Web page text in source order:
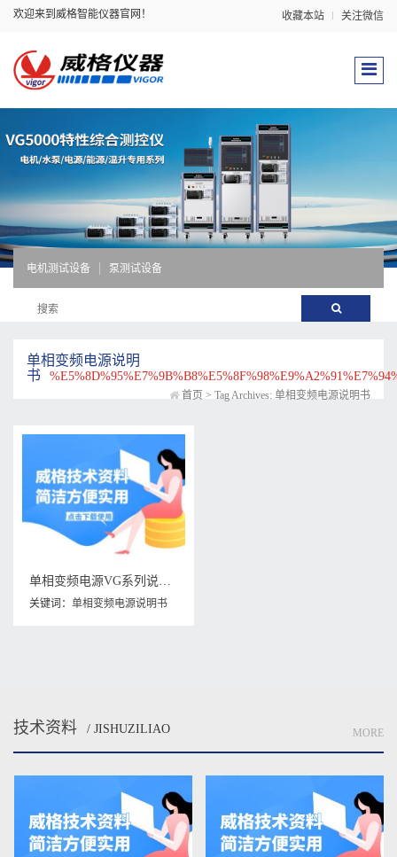
欢迎来到威格智能仪器官网！ 收藏本站 关注微信
电机测试设备 泵测试设备
单相变频电源说明
书
首页 > Tag Archives: 单相变频电源说明书
单相变频电源VG系列说明书下载
关键词： 单相变频电源说明书
技术资料 / JISHUZILIAO MORE